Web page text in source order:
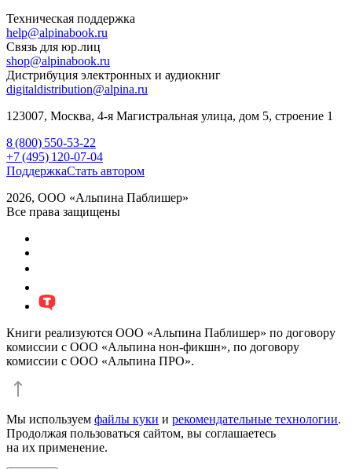
Техническая поддержка
help@alpinabook.ru
Связь для юр.лиц
shop@alpinabook.ru
Дистрибуция электронных и аудиокниг
digitaldistribution@alpina.ru
123007, Москва, 4-я Магистральная улица, дом 5, строение 1
8 (800) 550-53-22
+7 (495) 120-07-04
ПоддержкаСтать автором
2026, ООО «Альпина Паблишер»
Все права защищены
Книги реализуются ООО «Альпина Паблишер» по договору
комиссии с ООО «Альпина нон-фикшн», по договору
комиссии с ООО «Альпина ПРО».
Мы используем файлы куки и рекомендательные технологии.
Продолжая пользоваться сайтом, вы соглашаетесь
на их применение.